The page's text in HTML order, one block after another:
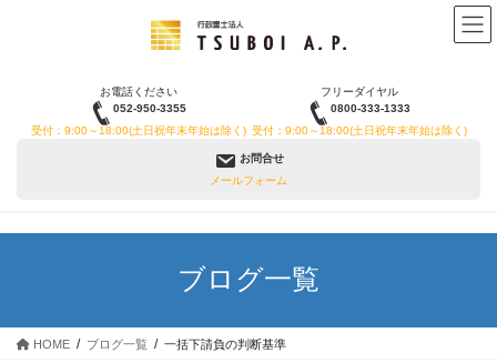
お電話ください
052-950-3355
受付：9:00～18:00(土日祝年末年始は除く)
フリーダイヤル
0800-333-1333
受付：9:00～18:00(土日祝年末年始は除く)
お問合せ
メールフォーム
ブログ一覧
HOME ブログ一覧 一括下請負の判断基準